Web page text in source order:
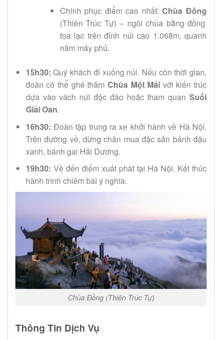
Chinh phục điểm cao nhất:Chùa Đồng
(Thiên Trúc Tự) – ngôi chùa bằng đồng
tọa lạc trên đỉnh núi cao 1.068m, quanh
năm mây phủ.
15h30: Quý khách đi xuống núi. Nếu còn thời gian,
đoàn có thể ghé thăm Chùa Một Mái với kiến trúc
dựa vào vách núi độc đáo hoặc tham quan Suối
Giải Oan.
16h30: Đoàn tập trung ra xe khởi hành về Hà Nội.
Trên đường về, dừng chân mua đặc sản bánh đậu
xanh, bánh gai Hải Dương.
19h30: Về đến điểm xuất phát tại Hà Nội. Kết thúc
hành trình chiêm bái ý nghĩa.
Chùa Đồng (Thiên Trúc Tự)
Thông Tin Dịch Vụ